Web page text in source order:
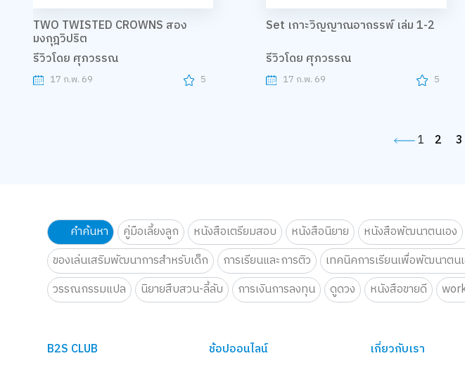
TWO TWISTED CROWNS สอง
มงกุฎวิปริต
รีวิวโดย ศุภวรรณ
17 ก.พ. 69 5
Set เกาะวิญญาณอาถรรพ์ เล่ม 1-2
รีวิวโดย ศุภวรรณ
17 ก.พ. 69 5
1 2 3
คำค้นหา คู่มือเลี้ยงลูก หนังสือเตรียมสอบ หนังสือนิยาย หนังสือพัฒนาตนเอง
ของเล่นเสริมพัฒนาการสำหรับเด็ก
การเรียนและการติว เทคนิคการเรียนเพื่อพัฒนาตน
วรรณกรรมแปล
นิยายสืบสวน-ลี้ลับ การเงินการลงทุน ดูดวง หนังสือขายดี
B2S CLUB ช้อปออนไลน์ เกี่ยวกับเรา